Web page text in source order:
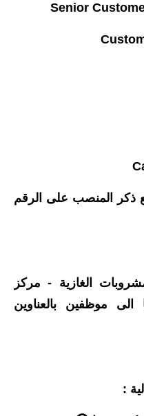
Senior
ذكر المنصب على الرقم
الغازية - مركز
الى موظفين بالعناوين
: